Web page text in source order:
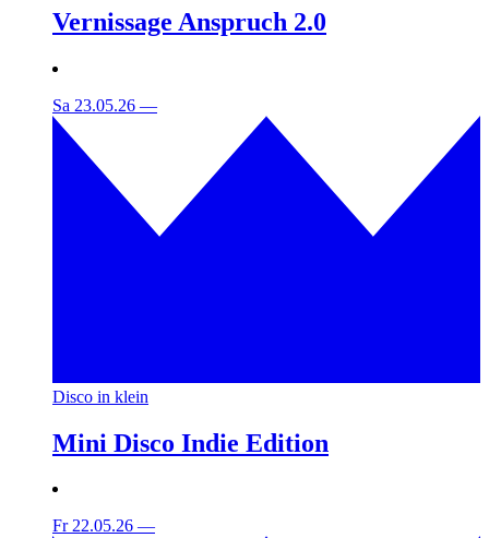
Vernissage Anspruch 2.0
Sa 23.05.26 —
Disco in klein
Mini Disco Indie Edition
Fr 22.05.26 —